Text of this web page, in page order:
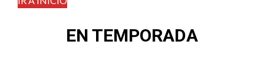
EN TEMPORADA